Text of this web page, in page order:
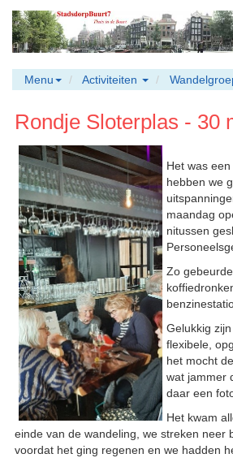
Menu Activiteiten
Rondje Sloterplas - 30
Het was
hebben we
maandag
nitussen
Zo
Gelukkig
flexibele,
het mocht
wat jammer
daar een
Het kwam
einde van de wandeling, we streken neer
voordat het ging regenen en we hadden